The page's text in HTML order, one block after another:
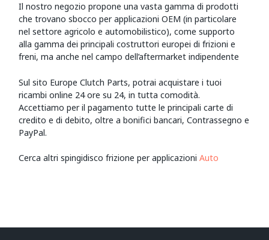
Il nostro negozio propone una vasta gamma di prodotti
che trovano sbocco per applicazioni OEM (in particolare
nel settore agricolo e automobilistico), come supporto
alla gamma dei principali costruttori europei di frizioni e
freni, ma anche nel campo dell’aftermarket indipendente
Sul sito Europe Clutch Parts, potrai acquistare i tuoi
ricambi online 24 ore su 24, in tutta comodità.
Accettiamo per il pagamento tutte le principali carte di
credito e di debito, oltre a bonifici bancari, Contrassegno e
PayPal.
Cerca altri spingidisco frizione per applicazioniAuto